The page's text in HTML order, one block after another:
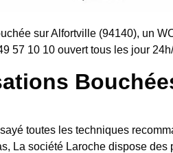
sur Alfortville (94140), un
57 10 10 ouvert tous les jour
toutes les techniques
La société Laroche dispose